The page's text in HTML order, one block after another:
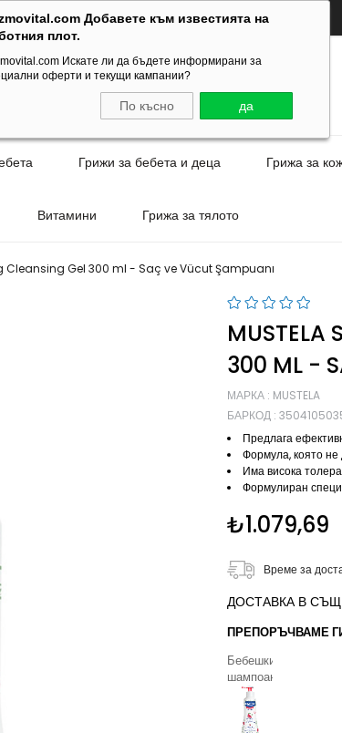
Добавете към известията на
плот.
Искате ли да бъдете информирани за
оферти и текущи кампании?
По късно да
Грижи за бебета и деца Грижа за
Витамини Грижа за тялото
Cleansing Gel 300 ml - Saç ve Vücut Şampuanı
MUSTELA
300 ML -
МАРКА : MUSTELA
БАРКОД :
Предлага
Формула, която не
Има висока
Формулиран
₺1.079,69
Време за
ДОСТАВКА В
ПРЕПОРЪЧВАМЕ
Бебешки
шампоани